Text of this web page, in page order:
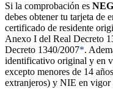
Si la comprobación es
debes obtener tu tarjeta de
certificado de residente
Anexo I del Real Decreto
Decreto 1340/2007*.
identificativo original y en
excepto menores de 14
extranjeros) y NIE en